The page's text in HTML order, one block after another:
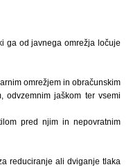
ga od javnega omrežja ločuje
omrežjem in obračunskim
odvzemnim jaškom ter vsemi
pred njim in nepovratnim
reduciranje ali dviganje tlaka